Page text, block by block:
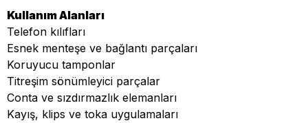
Kullanım Alanları
Telefon kılıfları
Esnek menteşe ve bağlantı parçaları
Koruyucu tamponlar
Titreşim sönümleyici parçalar
Conta ve sızdırmazlık elemanları
Kayış, klips ve toka uygulamaları